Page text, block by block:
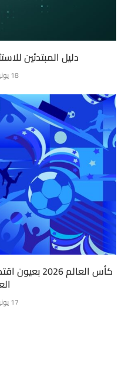
دليل المبتدئين
18 يونيو، 2026
كأس العالم
17 يونيو، 2026